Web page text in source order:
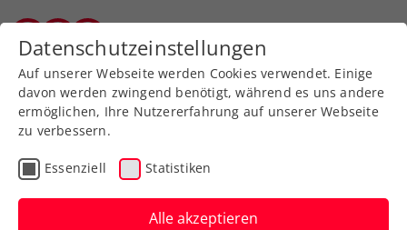
Zurück zur Newsübersicht
Ausbildung
Datenschutzeinstellungen
Auf unserer Webseite werden Cookies verwendet. Einige
davon werden zwingend benötigt, während es uns andere
ermöglichen, Ihre Nutzererfahrung auf unserer Webseite
zu verbessern.
Essenziell Statistiken
Alle akzeptieren